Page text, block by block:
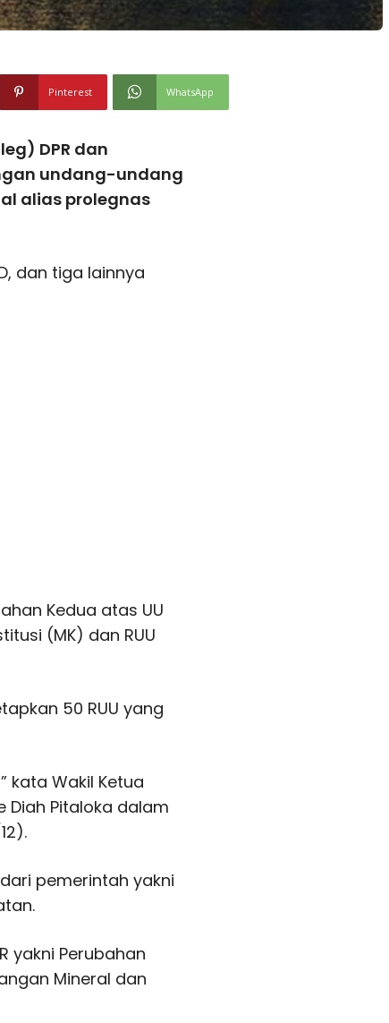
Pinterest WhatsApp
DPR dan
undang-undang
alias prolegnas
dan tiga lainnya
Kedua atas UU
(MK) dan RUU
50 RUU yang
kata Wakil Ketua
Diah Pitaloka dalam
pemerintah yakni
yakni Perubahan
Mineral dan